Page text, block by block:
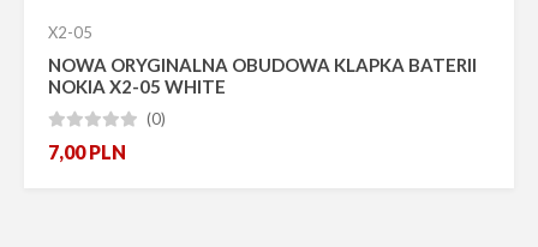
X2-05
NOWA ORYGINALNA OBUDOWA KLAPKA BATERII
NOKIA X2-05 WHITE
 (0)
7,00PLN